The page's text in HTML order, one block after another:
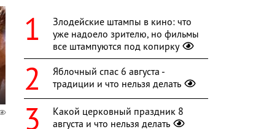
Злодейские штампы в кино: что
уже надоело зрителю, но фильмы
все штампуются под копирку
Яблочный спас 6 августа -
традиции и что нельзя делать
Какой церковный праздник 8
августа и что нельзя делать